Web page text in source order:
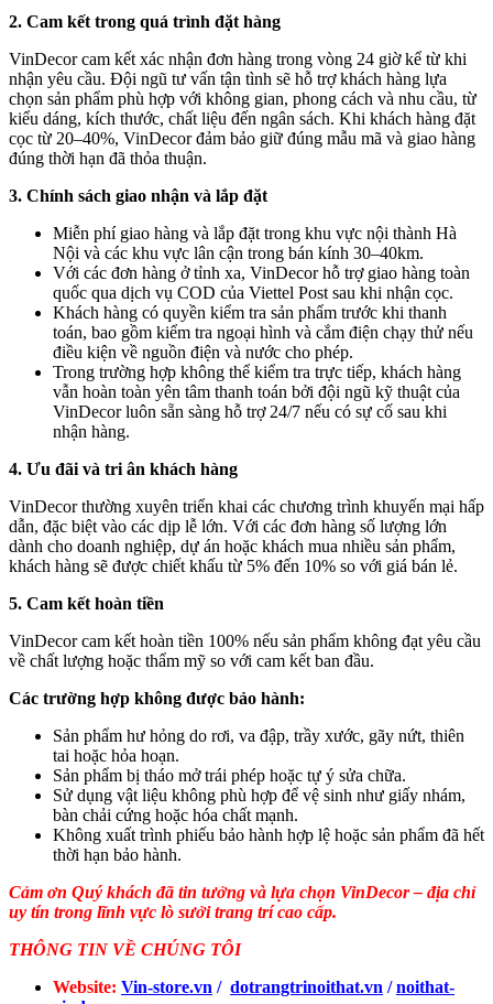
2. Cam kết trong quá trình đặt hàng
VinDecor cam kết xác nhận đơn hàng trong vòng 24 giờ kể từ khi
nhận yêu cầu. Đội ngũ tư vấn tận tình sẽ hỗ trợ khách hàng lựa
chọn sản phẩm phù hợp với không gian, phong cách và nhu cầu, từ
kiểu dáng, kích thước, chất liệu đến ngân sách. Khi khách hàng đặt
cọc từ 20–40%, VinDecor đảm bảo giữ đúng mẫu mã và giao hàng
đúng thời hạn đã thỏa thuận.
3. Chính sách giao nhận và lắp đặt
Miễn phí giao hàng và lắp đặt trong khu vực nội thành Hà
Nội và các khu vực lân cận trong bán kính 30–40km.
Với các đơn hàng ở tỉnh xa, VinDecor hỗ trợ giao hàng toàn
quốc qua dịch vụ COD của Viettel Post sau khi nhận cọc.
Khách hàng có quyền kiểm tra sản phẩm trước khi thanh
toán, bao gồm kiểm tra ngoại hình và cắm điện chạy thử nếu
điều kiện về nguồn điện và nước cho phép.
Trong trường hợp không thể kiểm tra trực tiếp, khách hàng
vẫn hoàn toàn yên tâm thanh toán bởi đội ngũ kỹ thuật của
VinDecor luôn sẵn sàng hỗ trợ 24/7 nếu có sự cố sau khi
nhận hàng.
4. Ưu đãi và tri ân khách hàng
VinDecor thường xuyên triển khai các chương trình khuyến mại hấp
dẫn, đặc biệt vào các dịp lễ lớn. Với các đơn hàng số lượng lớn
dành cho doanh nghiệp, dự án hoặc khách mua nhiều sản phẩm,
khách hàng sẽ được chiết khấu từ 5% đến 10% so với giá bán lẻ.
5. Cam kết hoàn tiền
VinDecor cam kết hoàn tiền 100% nếu sản phẩm không đạt yêu cầu
về chất lượng hoặc thẩm mỹ so với cam kết ban đầu.
Các trường hợp không được bảo hành:
Sản phẩm hư hỏng do rơi, va đập, trầy xước, gãy nứt, thiên
tai hoặc hỏa hoạn.
Sản phẩm bị tháo mở trái phép hoặc tự ý sửa chữa.
Sử dụng vật liệu không phù hợp để vệ sinh như giấy nhám,
bàn chải cứng hoặc hóa chất mạnh.
Không xuất trình phiếu bảo hành hợp lệ hoặc sản phẩm đã hết
thời hạn bảo hành.
Cảm ơn Quý khách đã tin tưởng và lựa chọn VinDecor – địa chỉ
uy tín trong lĩnh vực lò sưởi trang trí cao cấp.
THÔNG TIN VỀ CHÚNG TÔI
Website: Vin-store.vn / dotrangtrinoithat.vn /noithat-